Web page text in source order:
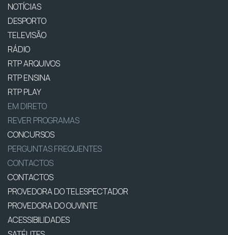
NOTÍCIAS
DESPORTO
TELEVISÃO
RÁDIO
RTP ARQUIVOS
RTP ENSINA
RTP PLAY
EM DIRETO
REVER PROGRAMAS
CONCURSOS
PERGUNTAS FREQUENTES
CONTACTOS
CONTACTOS
PROVEDORA DO TELESPECTADOR
PROVEDORA DO OUVINTE
ACESSIBILIDADES